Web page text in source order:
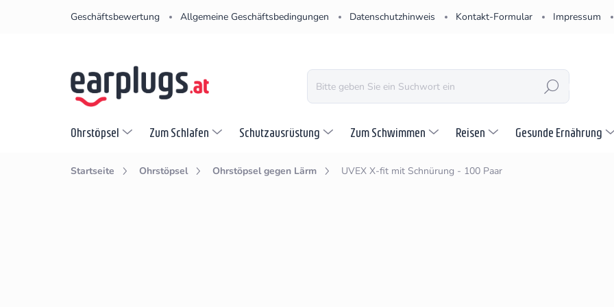
Geschäftsbewertung Allgemeine Geschäftsbedingungen Datenschutzhinweis Kontakt-Formular Impressum
SUCHEN
Ohrstöpsel Zum Schlafen Schutzausrüstung Zum Schwimmen Reisen Gesunde Ernährung
Startseite Ohrstöpsel Ohrstöpsel gegen Lärm UVEX X-fit mit Schnürung - 100 Paar